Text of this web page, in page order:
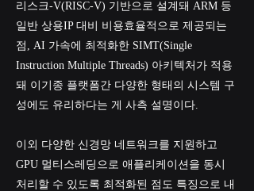
리스크-V(RISC-V) 기반으로 설계돼 ARM 등
일반 상용IP 대비 비용효율적으로 제공되는
점, AI 가속에 최적화한 SIMT(Single
Instruction Multiple Threads) 아키텍처가 적용
돼 이기종 플랫폼간 다양한 형태의 시스템 구
성에도 유리하다는 게 사측 설명이다.
이외 다양한 신경망 네트워크를 지원하고
GPU 멀티스레딩으로 애플리케이션을 동시
처리할 수 있도록 최적화된 점도 특징으로 내